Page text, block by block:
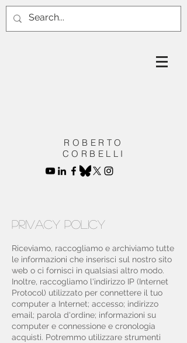
ROBERTO
CORBELLI
Privacy Policy
Riceviamo, raccogliamo e archiviamo tutte
le informazioni che inserisci sul nostro sito
web o ci fornisci in qualsiasi altro modo.
Inoltre, raccogliamo l'indirizzo IP (Internet
Protocol) utilizzato per connettere il tuo
computer a Internet; accesso; indirizzo
email; parola d'ordine; informazioni su
computer e connessione e cronologia
acquisti. Potremmo utilizzare strumenti